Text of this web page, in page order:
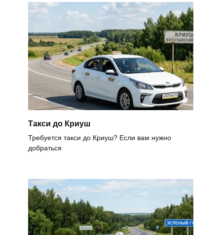
Такси до Криуш
Требуется такси до Криуш? Если вам нужно
добраться